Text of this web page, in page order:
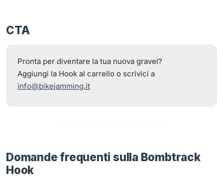
CTA
Pronta per diventare la tua nuova gravel?
Aggiungi la Hook al carrello o scrivici a
info@bikejamming.it
Domande frequenti sulla Bombtrack
Hook